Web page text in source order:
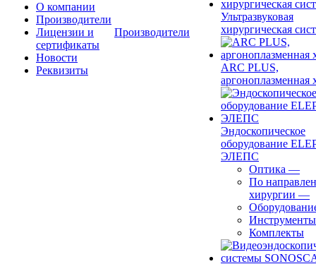
О компании
Производители
Лицензии и
сертификаты
Новости
Реквизиты
Производители
Ультразвуковая
хирургическая
ARC PLUS,
аргоноплазменная
Эндоскопическое
оборудование
ЭЛЕПС
Оптика —
По
хирургии —
Инструменты
Комплекты